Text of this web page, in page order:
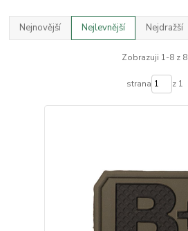
Nejnovější Nejlevnější Nejdražší
Zobrazuji 1-8 z 8
strana z 1